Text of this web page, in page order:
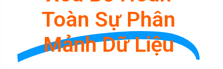
Toàn Sự Phân
Mảnh Dữ Liệu